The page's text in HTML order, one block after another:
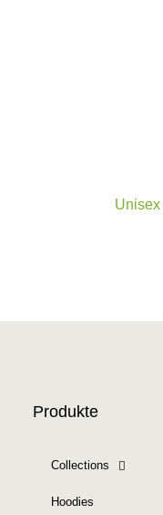
Unisex
Produkte
Collections
Hoodies